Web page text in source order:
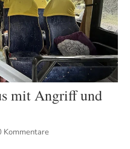
mit Angriff und
Kommentare